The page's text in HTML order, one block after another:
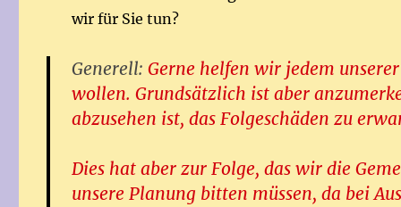
wir für Sie tun?
Generell: Gerne helfen wir jedem
wollen. Grundsätzlich ist aber
abzusehen ist, das Folgeschäden zu
Dies hat aber zur Folge, das wir die
unsere Planung bitten müssen, da bei